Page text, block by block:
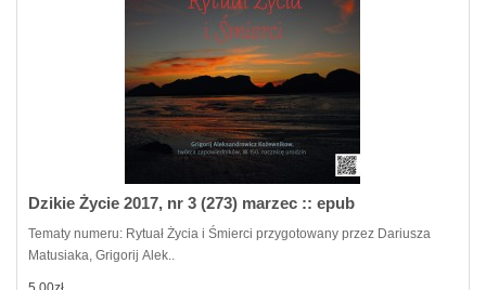
Dzikie Życie 2017, nr 3 (273) marzec :: epub
Tematy numeru: Rytuał Życia i Śmierci przygotowany przez Dariusza
Matusiaka, Grigorij Alek..